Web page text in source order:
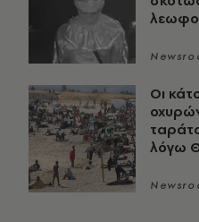
Οι
λόγω